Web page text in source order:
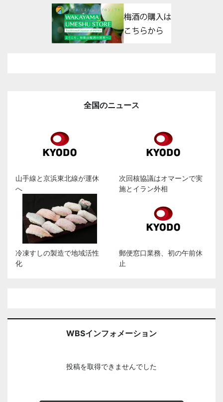
全国のニュース
山手線と京浜東北線が運休
へ
次回核協議はオマーンで実
施とイラン外相
冷凍すしの製造で地域活性
化
郵便窓口業務、初の午前休
止
WBSインフォメーション
投稿を取得できませんでした